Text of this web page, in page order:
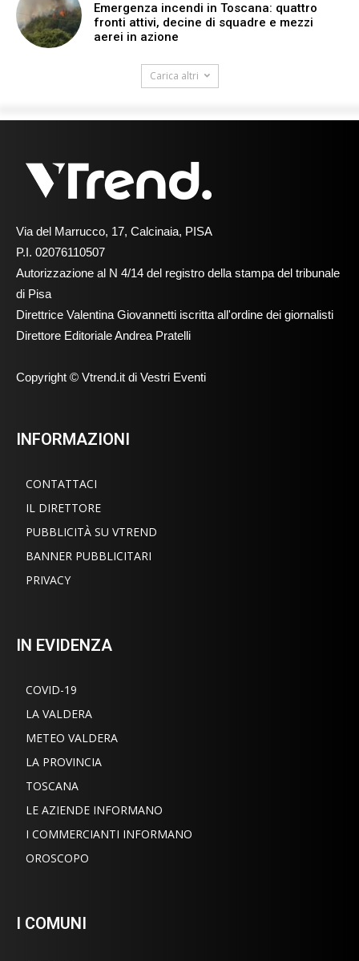
Emergenza incendi in Toscana: quattro
fronti attivi, decine di squadre e mezzi
aerei in azione
Carica altri
Via del Marrucco, 17, Calcinaia, PISA
P.I. 02076110507
Autorizzazione al N 4/14 del registro della stampa del tribunale
di Pisa
Direttrice Valentina Giovannetti iscritta all'ordine dei giornalisti
Direttore Editoriale Andrea Pratelli
Copyright © Vtrend.it di Vestri Eventi
INFORMAZIONI
CONTATTACI
IL DIRETTORE
PUBBLICITÀ SU VTREND
BANNER PUBBLICITARI
PRIVACY
IN EVIDENZA
COVID-19
LA VALDERA
METEO VALDERA
LA PROVINCIA
TOSCANA
LE AZIENDE INFORMANO
I COMMERCIANTI INFORMANO
OROSCOPO
I COMUNI